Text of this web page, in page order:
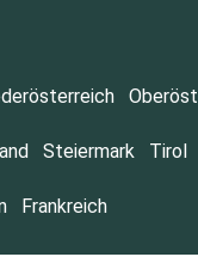
Steiermark Tirol
Frankreich